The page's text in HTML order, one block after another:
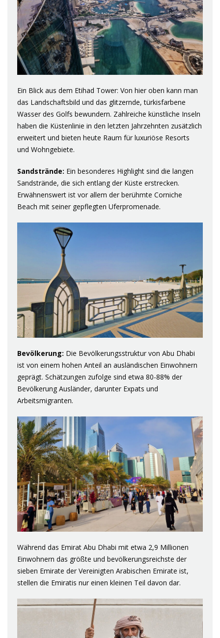
Ein Blick aus dem Etihad Tower: Von hier oben kann man
das Landschaftsbild und das glitzernde, türkisfarbene
Wasser des Golfs bewundern. Zahlreiche künstliche Inseln
haben die Küstenlinie in den letzten Jahrzehnten zusätzlich
erweitert und bieten heute Raum für luxuriöse Resorts
und Wohngebiete.
Sandstrände: Ein besonderes Highlight sind die langen
Sandstrände, die sich entlang der Küste erstrecken.
Erwähnenswert ist vor allem der berühmte Corniche
Beach mit seiner gepflegten Uferpromenade.
Bevölkerung: Die Bevölkerungsstruktur von Abu Dhabi
ist von einem hohen Anteil an ausländischen Einwohnern
geprägt. Schätzungen zufolge sind etwa 80-88% der
Bevölkerung Ausländer, darunter Expats und
Arbeitsmigranten.
Während das Emirat Abu Dhabi mit etwa 2,9 Millionen
Einwohnern das größte und bevölkerungsreichste der
sieben Emirate der Vereinigten Arabischen Emirate ist,
stellen die Emiratis nur einen kleinen Teil davon dar.